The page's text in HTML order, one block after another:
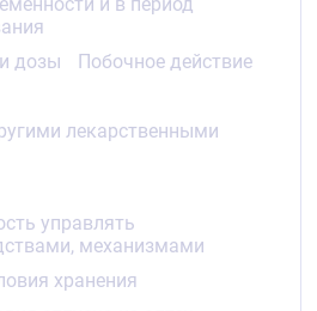
выявлено не было.
недостаточности в
существенно выше, чем в
10,2 % и 7,7 %
частота летальных исходов
хлорталидона существенно
применении
с периндоприлом и
с бендрофлуметиазидом
от 40 до 79 лет с АГ и по
дозы
Побочное действие
лекарственными
управлять
механизмами
хранения